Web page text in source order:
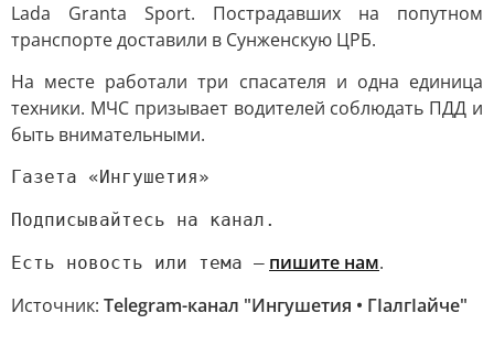
Lada Granta Sport. Пострадавших на попутном
транспорте доставили в Сунженскую ЦРБ.
На месте работали три спасателя и одна единица
техники. МЧС призывает водителей соблюдать ПДД и
быть внимательными.
Газета «Ингушетия»
Подписывайтесь на канал.
Есть новость или тема — пишите нам.
Источник: Telegram-канал "Ингушетия • ГIалгIайче"